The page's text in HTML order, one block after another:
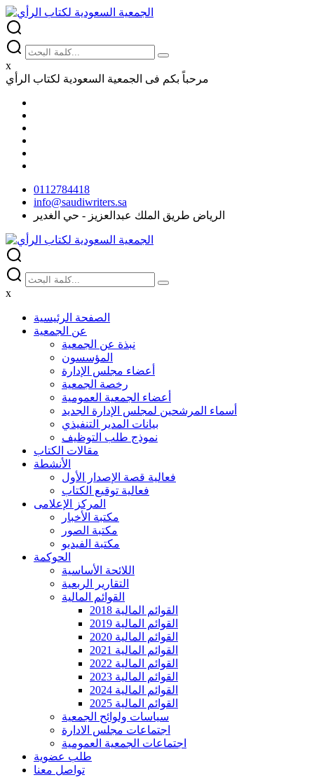
x
مرحباً بكم فى الجمعية السعودية لكتاب الرأي
0112784418
info@saudiwriters.sa
الرياض طريق الملك عبدالعزيز - حي الغدير
x
الصفحة الرئيسية
عن الجمعية
نبذة عن الجمعية
المؤسسون
أعضاء مجلس الإدارة
رخصة الجمعية
أعضاء الجمعية العمومية
أسماء المرشحين لمجلس الإدارة الجديد
بيانات المدير التنفيذي
نموذج طلب التوظيف
مقالات الكتاب
الأنشطة
فعالية قصة الإصدار الأول
فعالية توقيع الكتاب
المركز الإعلامى
مكتبة الأخبار
مكتبة الصور
مكتبة الفيديو
الحوكمة
اللائحة الأساسية
التقارير الربعية
القوائم المالية
القوائم المالية 2018
القوائم المالية 2019
القوائم المالية 2020
القوائم المالية 2021
القوائم المالية 2022
القوائم المالية 2023
القوائم المالية 2024
القوائم المالية 2025
سياسات ولوائح الجمعية
اجتماعات مجلس الادارة
اجتماعات الجمعية العمومية
طلب عضوية
تواصل معنا